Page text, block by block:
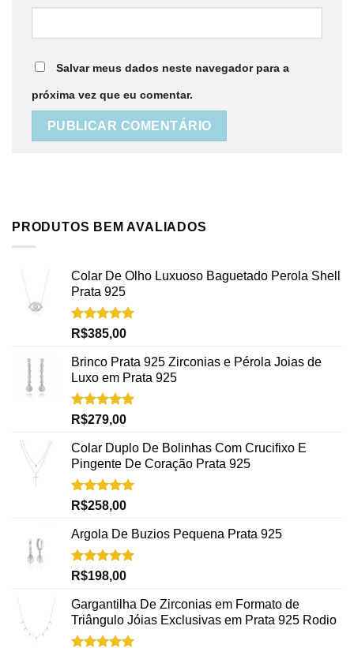
Salvar meus dados neste navegador para a
próxima vez que eu comentar.
PRODUTOS BEM AVALIADOS
Colar De Olho Luxuoso Baguetado Perola Shell
Prata 925
Avaliação
5.00
de 5
R$385,00
Brinco Prata 925 Zirconias e Pérola Joias de
Luxo em Prata 925
Avaliação
5.00
de 5
R$279,00
Colar Duplo De Bolinhas Com Crucifixo E
Pingente De Coração Prata 925
Avaliação
5.00
de 5
R$258,00
Argola De Buzios Pequena Prata 925
Avaliação
5.00
de 5
R$198,00
Gargantilha De Zirconias em Formato de
Triângulo Jóias Exclusivas em Prata 925 Rodio